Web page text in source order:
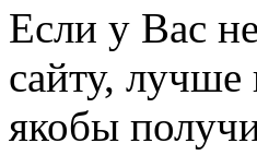
Если у Вас
сайту, лучше
якобы